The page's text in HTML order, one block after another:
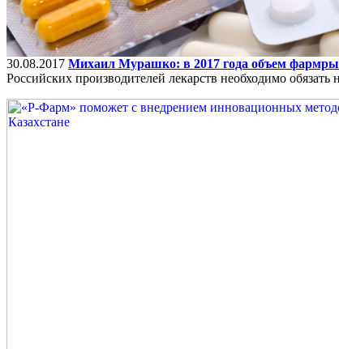
30.08.2017 Михаил Мурашко: в 2017 года объем
Российских производителей лекарств необходимо